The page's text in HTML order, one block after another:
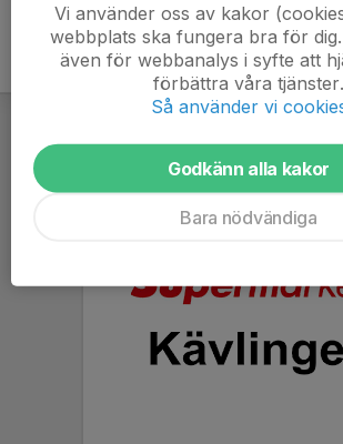
Vi använder oss av kakor
webbplats ska fungera bra för
även för webbanalys i syfte att
förbättra våra tjänster.
Så använder vi
Godkänn alla kakor
Bara nödvändiga